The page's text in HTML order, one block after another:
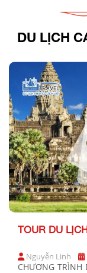
DU LỊCH
TOUR DU
Nguyễn Linh
CHƯƠNG TRÌNH